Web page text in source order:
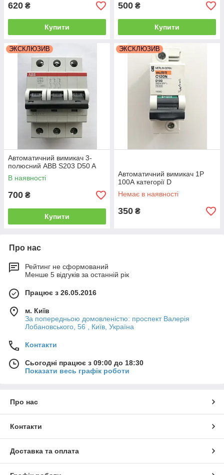
620 ₴
Купити
500 ₴
Купити
ЭКСКЛЮЗИВ
Автоматичний вимикач 3-
полюсний ABB S203 D50 A
В наявності
700 ₴
Купити
ЭКСКЛЮЗИВ
Автоматичний вимикач 1Р
100А категорії D
Немає в наявності
350 ₴
Про нас
Рейтинг не сформований
Менше 5 відгуків за останній рік
Працює з 26.05.2016
м. Київ
За попередньою домовленістю: проспект Валерія
Лобановського, 56 , Київ, Україна
Контакти
Сьогодні працює з 09:00 до 18:30
Показати весь графік роботи
Про нас
Контакти
Доставка та оплата